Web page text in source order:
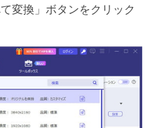
変換」ボタンをクリック